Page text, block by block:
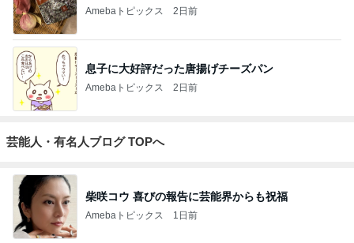
Amebaトピックス 2日前
息子に大好評だった唐揚げチーズパン
Amebaトピックス 2日前
芸能人・有名人ブログ TOPへ
柴咲コウ 喜びの報告に芸能界からも祝福
Amebaトピックス 1日前